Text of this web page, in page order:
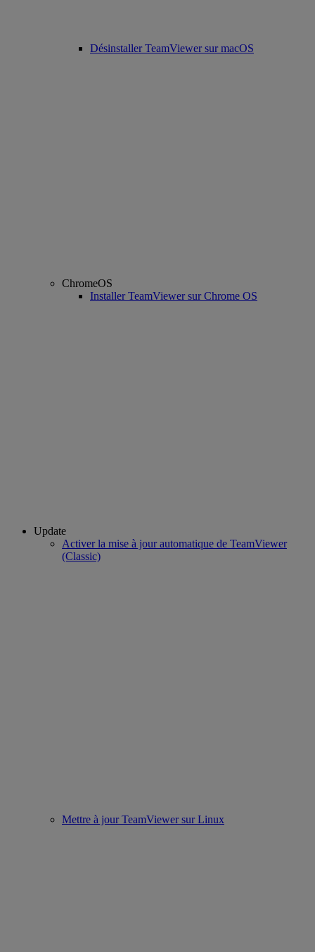
Désinstaller TeamViewer sur macOS
ChromeOS
Installer TeamViewer sur Chrome OS
Update
Activer la mise à jour automatique de TeamViewer
(Classic)
Mettre à jour TeamViewer sur Linux